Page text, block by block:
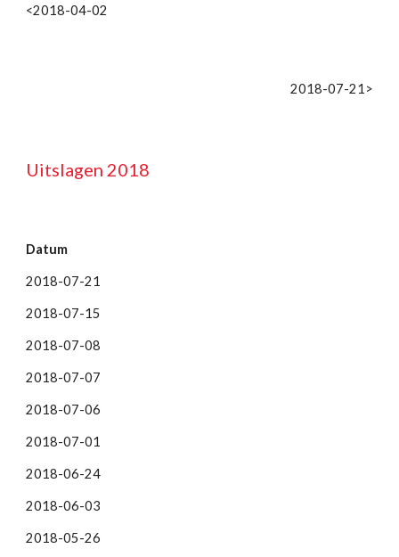
<2018-04-02
2018-07-21>
Uitslagen 2018
Datum
2018-07-21
2018-07-15
2018-07-08
2018-07-07
2018-07-06
2018-07-01
2018-06-24
2018-06-03
2018-05-26